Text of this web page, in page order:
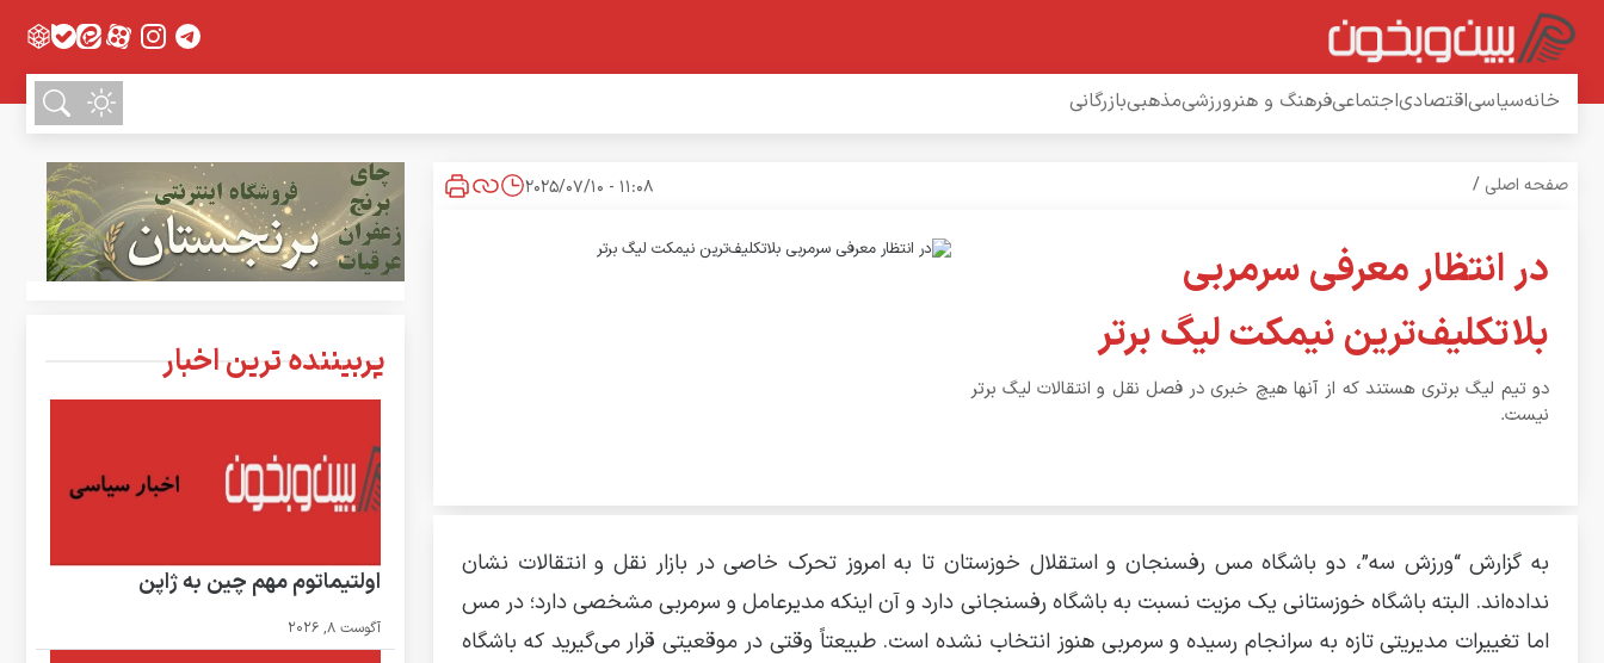
خانهسیاسیاقتصادیاجتماعیفرهنگ و هنرورزشیمذهبیبازرگانی
صفحه اصلی /
11:08 - 2025/07/10
در انتظار معرفی سرمربی
بلاتکلیف‌ترین نیمکت لیگ برتر
دو تیم لیگ برتری هستند که از آنها هیچ خبری در فصل نقل و انتقالات لیگ برتر
نیست.
به گزارش “ورزش سه”، دو باشگاه مس رفسنجان و استقلال خوزستان تا به امروز تحرک خاصی در بازار نقل و انتقالات نشان
نداده‌اند. البته باشگاه خوزستانی یک مزیت نسبت به باشگاه رفسنجانی دارد و آن اینکه مدیرعامل و سرمربی مشخصی دارد؛ در مس
اما تغییرات مدیریتی تازه به سرانجام رسیده و سرمربی هنوز انتخاب نشده است. طبیعتاً وقتی در موقعیتی قرار می‌گیرید که باشگاه
پربیننده ترین اخبار
اولتیماتوم مهم چین به ژاپن
آگوست 8, 2026